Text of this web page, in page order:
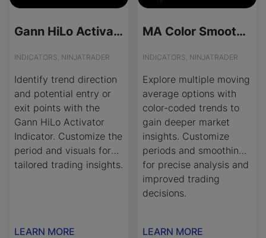
Gann HiLo Activator - License Version
INDICATORS, NINJATRADER
Identify trend direction
and potential entry or
exit points with the
Gann HiLo Activator
Indicator. Customize the
period and visuals for
tailored trading insights.
LEARN MORE
MA Color Smooth - Source Code
INDICATORS, NINJATRADER
Explore multiple moving
average options with
color-coded trends to
gain deeper market
insights. Customize
periods and smoothing
for precise analysis and
improved trading
decisions.
LEARN MORE